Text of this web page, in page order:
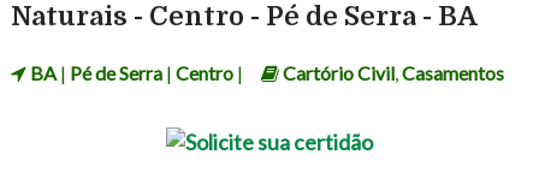
Naturais - Centro - Pé de Serra - BA
BA| Pé de Serra| Centro| Cartório Civil,Casamentos